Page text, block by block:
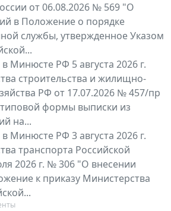
от 06.08.2026 № 569 "О
в Положение о порядке
службы, утвержденное Указом
Минюсте РФ 5 августа 2026 г.
строительства и жилищно-
РФ от 17.07.2026 № 457/пр
формы выписки из
на...
Минюсте РФ 3 августа 2026 г.
транспорта Российской
2026 г. № 306 "О внесении
к приказу Министерства